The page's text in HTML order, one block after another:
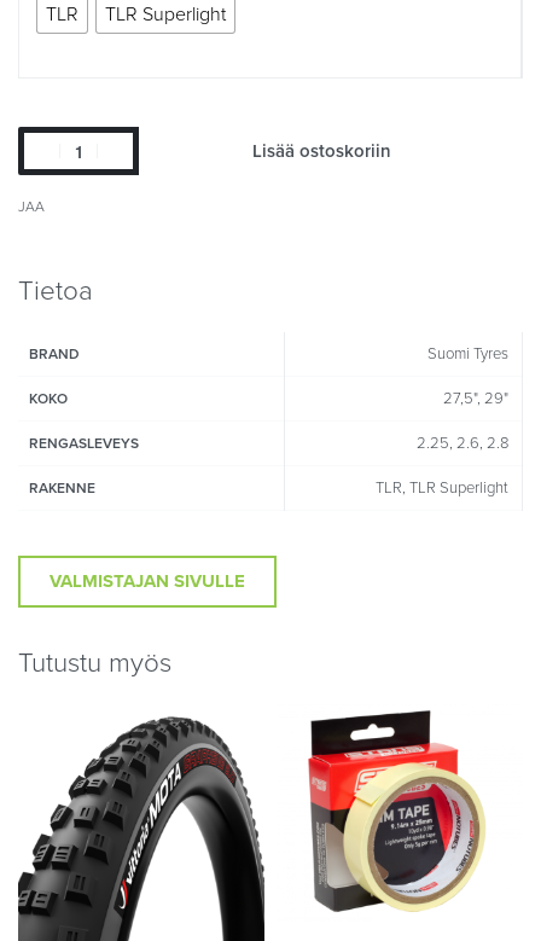
TLR TLR Superlight
Lisää ostoskoriin
JAA
Tietoa
BRAND Suomi Tyres
KOKO 27,5", 29"
RENGASLEVEYS 2.25, 2.6, 2.8
RAKENNE TLR, TLR Superlight
VALMISTAJAN SIVULLE
Tutustu myös